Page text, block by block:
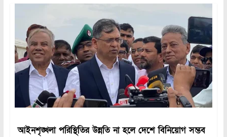
আইনশৃঙ্খলা পরিস্থিতির উন্নতি না হলে দেশে বিনিয়োগ সম্ভব